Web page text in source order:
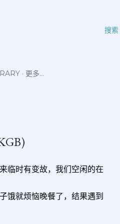
搜索
更多…
临时有变故，我们空闲的在
饿就烦恼晚餐了，结果遇到